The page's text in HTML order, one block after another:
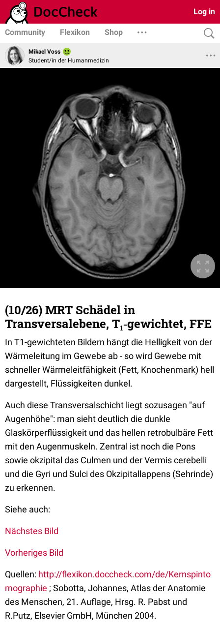
Log in
Community Flexikon Shop
Mikael Voss
Student/in der Humanmedizin
(10/26) MRT Schädel in
Transversalebene, T₁‐gewichtet, FFE
In T1-gewichteten Bildern hängt die Helligkeit von der
Wärmeleitung im Gewebe ab - so wird Gewebe mit
schneller Wärmeleitfähigkeit (Fett, Knochenmark) hell
dargestellt, Flüssigkeiten dunkel.
Auch diese Transversalschicht liegt sozusagen "auf
Augenhöhe": man sieht deutlich die dunkle
Glaskörperflüssigkeit und das hellen retrobulbäre Fett
mit den Augenmuskeln. Zentral ist noch die Pons
sowie okzipital das Culmen und der Vermis cerebelli
und die Gyri und Sulci des Okzipitallappens (Sehrinde)
zu erkennen.
Siehe auch:
Nächstes Bild
Vorheriges Bild
Quellen: http://flexikon.doccheck.com/de/Kernspinto
mographie ; Sobotta, Johannes, Atlas der Anatomie
des Menschen, 21. Auflage, Hrsg. R. Pabst und
R.Putz, Elsevier GmbH, München 2004.